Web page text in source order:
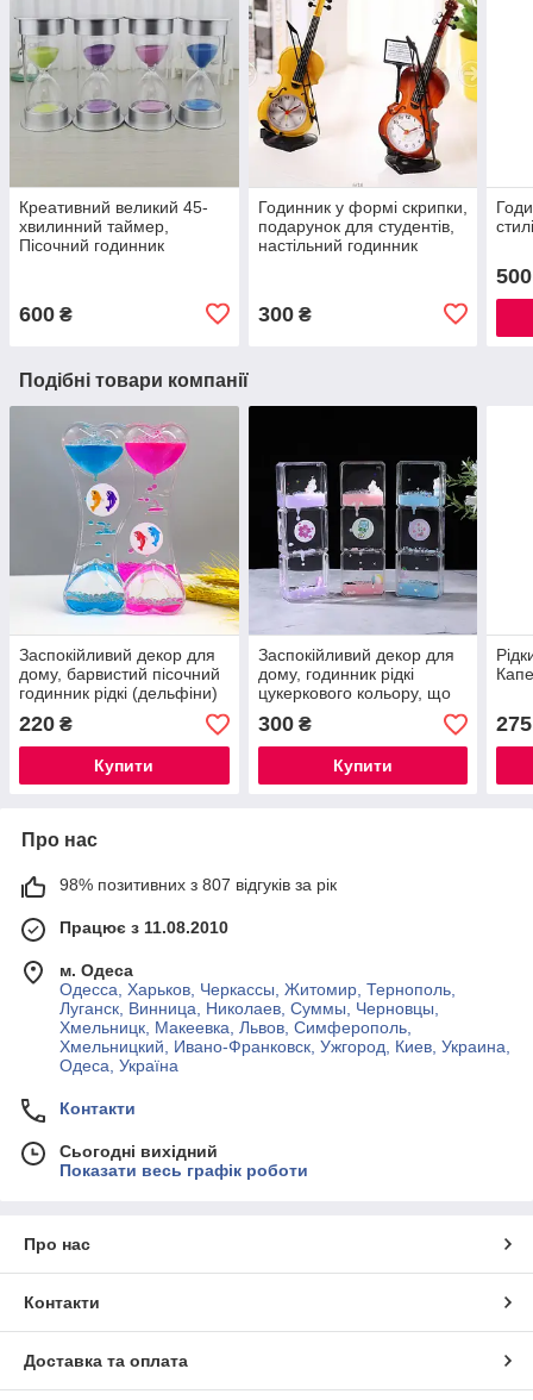
Креативний великий 45-
хвилинний таймер,
Пісочний годинник
600 ₴
Годинник у формі скрипки,
подарунок для студентів,
настільний годинник
300₴
500
Подібні товари компанії
Заспокійливий декор для
дому, барвистий пісочний
годинник рідкі (дельфіни)
220 ₴
Купити
Заспокійливий декор для
дому, годинник рідкі
цукеркового кольору, що
плавають звірята
(рожевий)
300₴
Купити
275
Про нас
98% позитивних з 807 відгуків за рік
Працює з 11.08.2010
м. Одеса
Одесса, Харьков, Черкассы, Житомир, Тернополь,
Луганск, Винница, Николаев, Суммы, Черновцы,
Хмельницк, Макеевка, Львов, Симферополь,
Хмельницкий, Ивано-Франковск, Ужгород, Киев, Украина,
Одеса, Україна
Контакти
Сьогодні вихідний
Показати весь графік роботи
Про нас
Контакти
Доставка та оплата